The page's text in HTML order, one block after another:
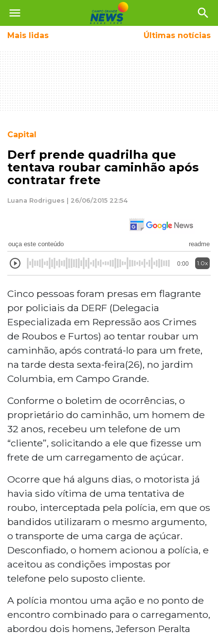
menu search
Mais lidas Últimas notícias
Capital
Derf prende quadrilha que
tentava roubar caminhão após
contratar frete
Luana Rodrigues | 26/06/2015 22:54
ouça este conteúdo readme
0:00 1.0x
Cinco pessoas foram presas em flagrante
por policiais da DERF (Delegacia
Especializada em Repressão aos Crimes
de Roubos e Furtos) ao tentar roubar um
caminhão, após contratá-lo para um frete,
na tarde desta sexta-feira(26), no jardim
Columbia, em Campo Grande.
Conforme o boletim de ocorrências, o
proprietário do caminhão, um homem de
32 anos, recebeu um telefone de um
“cliente”, solicitando a ele que fizesse um
frete de um carregamento de açúcar.
Ocorre que há alguns dias, o motorista já
havia sido vítima de uma tentativa de
roubo, interceptada pela polícia, em que os
bandidos utilizaram o mesmo argumento,
o transporte de uma carga de açúcar.
Desconfiado, o homem acionou a polícia, e
aceitou as condições impostas por
telefone pelo suposto cliente.
A polícia montou uma ação e no ponto de
encontro combinado para o carregamento,
abordou dois homens, Jeferson Peralta